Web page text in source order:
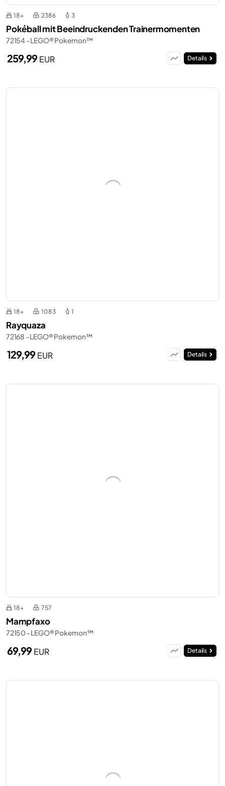
18+ 2386 3
Pokéball mit Beeindruckenden Trainermomenten
72154 - LEGO® Pokemon™
259,99EUR Details
18+ 1083 1
Rayquaza
72168 - LEGO® Pokemon™
129,99EUR Details
18+ 757
Mampfaxo
72150 - LEGO® Pokemon™
69,99EUR Details